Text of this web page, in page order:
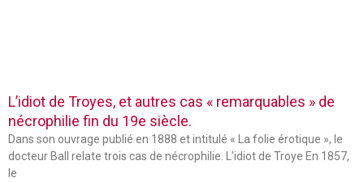
L’idiot de Troyes, et autres cas « remarquables » de
nécrophilie fin du 19e siècle.
Dans son ouvrage publié en 1888 et intitulé « La folie érotique », le
docteur Ball relate trois cas de nécrophilie. L’idiot de Troye En 1857,
le